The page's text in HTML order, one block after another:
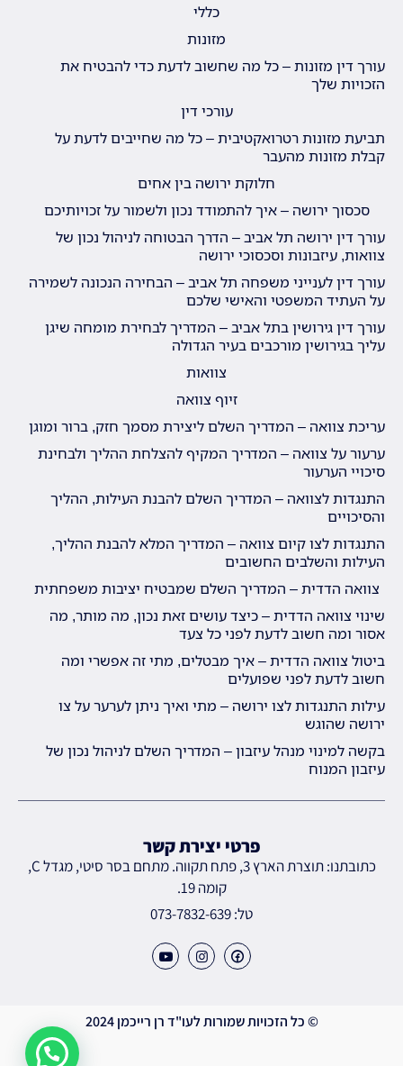
כללי
מזונות
עורך דין מזונות – כל מה שחשוב לדעת כדי להבטיח את
הזכויות שלך
עורכי דין
תביעת מזונות רטרואקטיבית – כל מה שחייבים לדעת על
קבלת מזונות מהעבר
חלוקת ירושה בין אחים
סכסוך ירושה – איך להתמודד נכון ולשמור על זכויותיכם
עורך דין ירושה תל אביב – הדרך הבטוחה לניהול נכון של
צוואות, עיזבונות וסכסוכי ירושה
עורך דין לענייני משפחה תל אביב – הבחירה הנכונה לשמירה
על העתיד המשפטי והאישי שלכם
עורך דין גירושין בתל אביב – המדריך לבחירת מומחה שיגן
עליך בגירושין מורכבים בעיר הגדולה
צוואות
זיוף צוואה
עריכת צוואה – המדריך השלם ליצירת מסמך חזק, ברור ומוגן
ערעור על צוואה – המדריך המקיף להצלחת ההליך ולבחינת
סיכויי הערעור
התנגדות לצוואה – המדריך השלם להבנת העילות, ההליך
והסיכויים
התנגדות לצו קיום צוואה – המדריך המלא להבנת ההליך,
העילות והשלבים החשובים
צוואה הדדית – המדריך השלם שמבטיח יציבות משפחתית
שינוי צוואה הדדית – כיצד עושים זאת נכון, מה מותר, מה
אסור ומה חשוב לדעת לפני כל צעד
ביטול צוואה הדדית – איך מבטלים, מתי זה אפשרי ומה
חשוב לדעת לפני שפועלים
עילות התנגדות לצו ירושה – מתי ואיך ניתן לערער על צו
ירושה שהוגש
בקשה למינוי מנהל עיזבון – המדריך השלם לניהול נכון של
עיזבון המנוח
פרטי יצירת קשר
כתובתנו: תוצרת הארץ 3, פתח תקווה. מתחם בסר סיטי, מגדל C,
קומה 19.
טל: 073-7832-639
© כל הזכויות שמורות לעו"ד רן רייכמן 2024